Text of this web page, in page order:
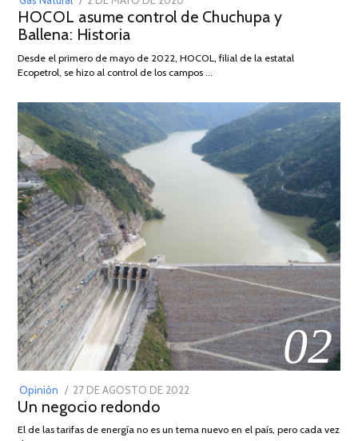
ON
DE
2026
HOCOL asume control de Chuchupa y
Ballena: Historia
Desde el primero de mayo de 2022, HOCOL, filial de la estatal
Ecopetrol, se hizo al control de los campos …
02
Opinión
POSTED
ON
27 DE AGOSTO DE 2022
DE
Un negocio redondo
El de las tarifas de energía no es un tema nuevo en el país, pero cada vez